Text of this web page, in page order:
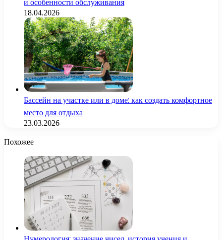
и особенности обслуживания
18.04.2026
Бассейн на участке или в доме: как создать комфортное
место для отдыха
23.03.2026
Похожее